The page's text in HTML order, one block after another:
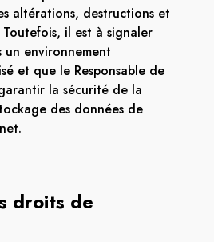
altérations, destructions et
il est à signaler
environnement
et que le Responsable de
la sécurité de la
des données de
droits de